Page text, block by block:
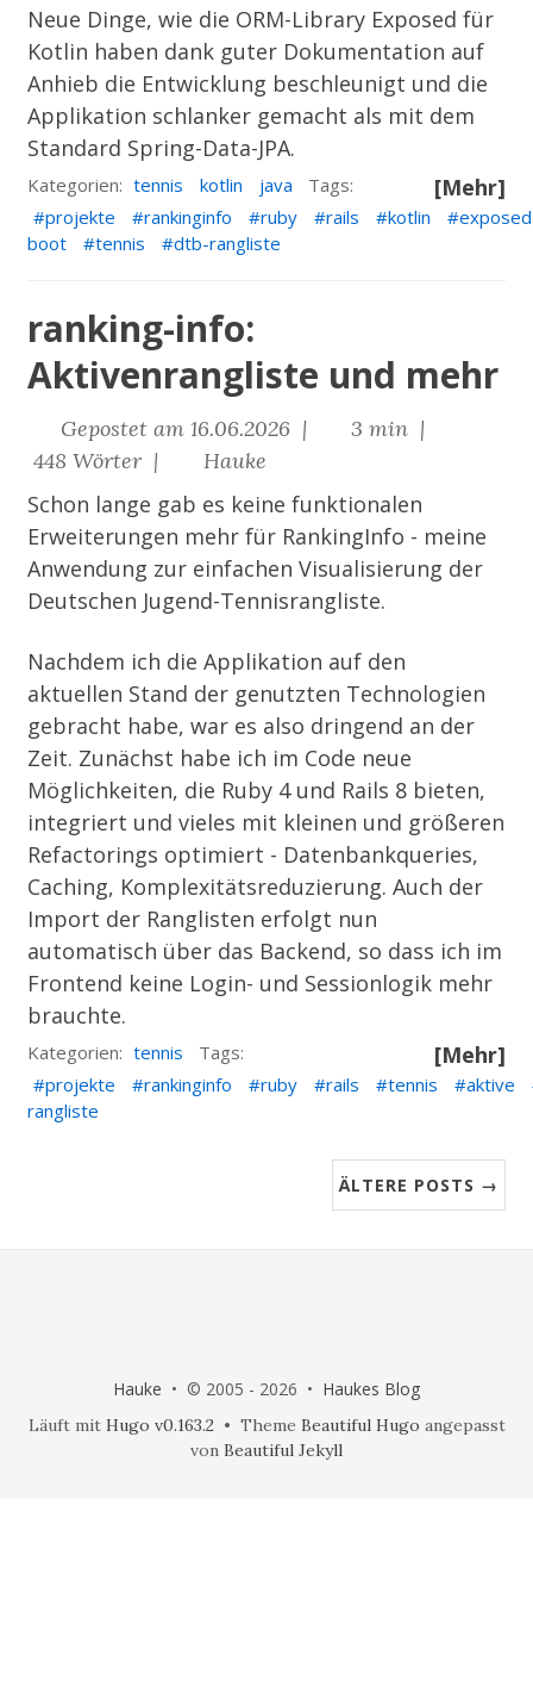
Neue Dinge, wie die ORM-Library Exposed für
Kotlin haben dank guter Dokumentation auf
Anhieb die Entwicklung beschleunigt und die
Applikation schlanker gemacht als mit dem
Standard Spring-Data-JPA.
[Mehr]
Kategorien: tennis kotlin java
Tags:
projekte
rankinginfo ruby rails kotlin
exposed
boot
tennis dtb-rangliste
ranking-info:
Aktivenrangliste und mehr
Gepostet am 16.06.2026 |
3 min |
448 Wörter |
Hauke
Schon lange gab es keine funktionalen
Erweiterungen mehr für RankingInfo - meine
Anwendung zur einfachen Visualisierung der
Deutschen Jugend-Tennisrangliste.
Nachdem ich die Applikation auf den
aktuellen Stand der genutzten Technologien
gebracht habe, war es also dringend an der
Zeit. Zunächst habe ich im Code neue
Möglichkeiten, die Ruby 4 und Rails 8 bieten,
integriert und vieles mit kleinen und größeren
Refactorings optimiert - Datenbankqueries,
Caching, Komplexitätsreduzierung. Auch der
Import der Ranglisten erfolgt nun
automatisch über das Backend, so dass ich im
Frontend keine Login- und Sessionlogik mehr
brauchte.
[Mehr]
Kategorien: tennis
Tags:
projekte
rankinginfo ruby rails tennis
aktive
rangliste
ÄLTERE POSTS →
Hauke • © 2005 - 2026 • Haukes Blog
Läuft mit Hugo v0.163.2 • Theme Beautiful Hugo angepasst
von Beautiful Jekyll